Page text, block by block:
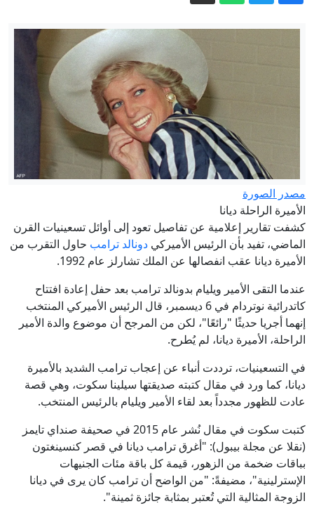
الحوثيون يعلنون استهداف منشأة
لـ"أرامكو" في جازان بطائرة مسيرة
"أمك ثم أمك ثم أمك".. لماذا اختارت هوليود
حديثا نبويا عنوانا لفيلم أكشن؟
اعتقال المئات على خلفية حرائق الغابات
في فرنسا، لكن من المسؤول؟
فجر الأحد.. السعودية تعلن إخماد حريق
ومسقط والحرس الثوري يشترط لفتح
هرمز
مصدر الصورة
الأميرة الراحلة ديانا
كشفت تقارير إعلامية عن تفاصيل تعود إلى أوائل تسعينيات القرن
الماضي، تفيد بأن الرئيس الأميركي دونالد ترامب حاول التقرب من
الأميرة ديانا عقب انفصالها عن الملك تشارلز عام 1992.
عندما التقى الأمير ويليام بدونالد ترامب بعد حفل إعادة افتتاح
كاتدرائية نوتردام في 6 ديسمبر، قال الرئيس الأميركي المنتخب
إنهما أجريا حديثًا "رائعًا"، لكن من المرجح أن موضوع والدة الأمير
الراحلة، الأميرة ديانا، لم يُطرح.
في التسعينيات، ترددت أنباء عن إعجاب ترامب الشديد بالأميرة
ديانا، كما ورد في مقال كتبته صديقتها سيلينا سكوت، وهي قصة
عادت للظهور مجدداً بعد لقاء الأمير ويليام بالرئيس المنتخب.
كتبت سكوت في مقال نُشر عام 2015 في صحيفة صنداي تايمز
(نقلا عن مجلة بيبول): "أغرق ترامب ديانا في قصر كنسينغتون
بباقات ضخمة من الزهور، قيمة كل باقة مئات الجنيهات
الإسترلينية"، مضيفةً: "من الواضح أن ترامب كان يرى في ديانا
الزوجة المثالية التي تُعتبر بمثابة جائزة ثمينة".